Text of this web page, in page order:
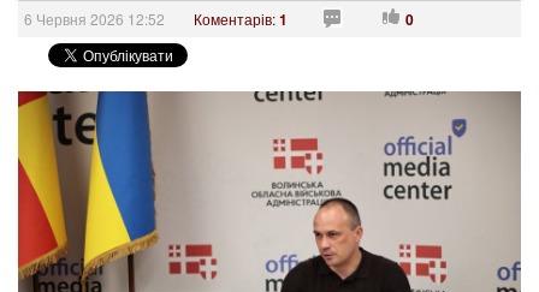
6 Червня 2026 12:52 Коментарів:1 0